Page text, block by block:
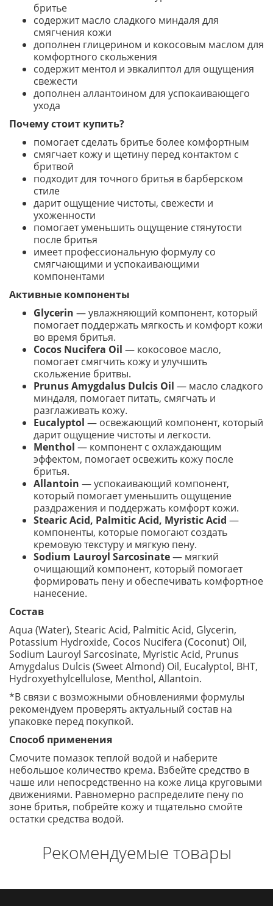
бритье
содержит масло сладкого миндаля для
смягчения кожи
дополнен глицерином и кокосовым маслом для
комфортного скольжения
содержит ментол и эвкалиптол для ощущения
свежести
дополнен аллантоином для успокаивающего
ухода
Почему стоит купить?
помогает сделать бритье более комфортным
смягчает кожу и щетину перед контактом с
бритвой
подходит для точного бритья в барберском
стиле
дарит ощущение чистоты, свежести и
ухоженности
помогает уменьшить ощущение стянутости
после бритья
имеет профессиональную формулу со
смягчающими и успокаивающими
компонентами
Активные компоненты
Glycerin — увлажняющий компонент, который
помогает поддержать мягкость и комфорт кожи
во время бритья.
Cocos Nucifera Oil — кокосовое масло,
помогает смягчить кожу и улучшить
скольжение бритвы.
Prunus Amygdalus Dulcis Oil — масло сладкого
миндаля, помогает питать, смягчать и
разглаживать кожу.
Eucalyptol — освежающий компонент, который
дарит ощущение чистоты и легкости.
Menthol — компонент с охлаждающим
эффектом, помогает освежить кожу после
бритья.
Allantoin — успокаивающий компонент,
который помогает уменьшить ощущение
раздражения и поддержать комфорт кожи.
Stearic Acid, Palmitic Acid, Myristic Acid —
компоненты, которые помогают создать
кремовую текстуру и мягкую пену.
Sodium Lauroyl Sarcosinate— мягкий
очищающий компонент, который помогает
формировать пену и обеспечивать комфортное
нанесение.
Состав
Aqua (Water), Stearic Acid, Palmitic Acid, Glycerin,
Potassium Hydroxide, Cocos Nucifera (Coconut) Oil,
Sodium Lauroyl Sarcosinate, Myristic Acid, Prunus
Amygdalus Dulcis (Sweet Almond) Oil, Eucalyptol, BHT,
Hydroxyethylcellulose, Menthol, Allantoin.
*В связи с возможными обновлениями формулы
рекомендуем проверять актуальный состав на
упаковке перед покупкой.
Способ применения
Смочите помазок теплой водой и наберите
небольшое количество крема. Взбейте средство в
чаше или непосредственно на коже лица круговыми
движениями. Равномерно распределите пену по
зоне бритья, побрейте кожу и тщательно смойте
остатки средства водой.
Рекомендуемые товары